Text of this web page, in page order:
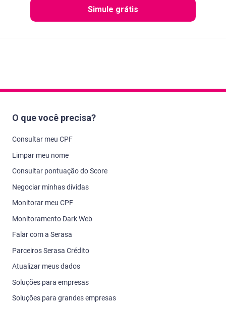
Simule grátis
O que você precisa?
Consultar meu CPF
Limpar meu nome
Consultar pontuação do Score
Negociar minhas dívidas
Monitorar meu CPF
Monitoramento Dark Web
Falar com a Serasa
Parceiros Serasa Crédito
Atualizar meus dados
Soluções para empresas
Soluções para grandes empresas